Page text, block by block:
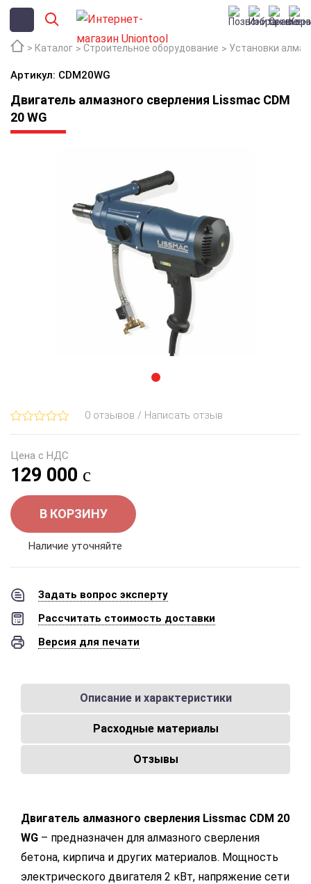
Каталог Строительное оборудование Установки
Артикул: CDM20WG
Двигатель алмазного сверления Lissmac CDM
20 WG
0 отзывов / Написать отзыв
Цена с НДС
129 000
В КОРЗИНУ
Наличие уточняйте
Задать вопрос эксперту
Рассчитать стоимость доставки
Версия для печати
Описание и характеристики
Расходные материалы
Отзывы
Двигатель алмазного сверления Lissmac CDM 20
WG – предназначен для алмазного сверления
бетона, кирпича и других материалов. Мощность
электрического двигателя 2 кВт, напряжение сети